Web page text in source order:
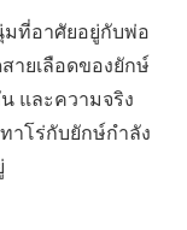
มที่อาศัยอยู่กับพ่อ
ายเลือดของยักษ์
และความจริง
าโร่กับยักษ์กำลัง